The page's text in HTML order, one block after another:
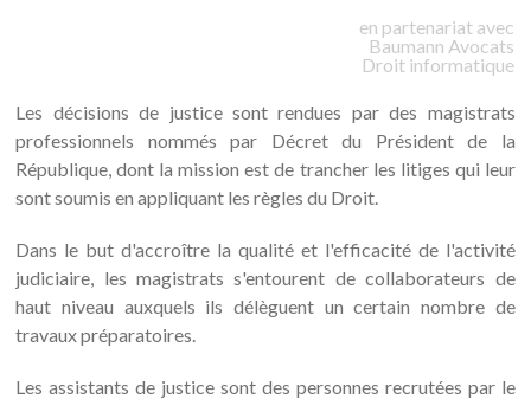
en partenariat avec
Baumann Avocats
Droit informatique
Les décisions de justice sont rendues par des magistrats
professionnels nommés par Décret du Président de la
République, dont la mission est de trancher les litiges qui leur
sont soumis en appliquant les règles du Droit.
Dans le but d'accroître la qualité et l'efficacité de l'activité
judiciaire, les magistrats s'entourent de collaborateurs de
haut niveau auxquels ils délèguent un certain nombre de
travaux préparatoires.
Les assistants de justice sont des personnes recrutées par le